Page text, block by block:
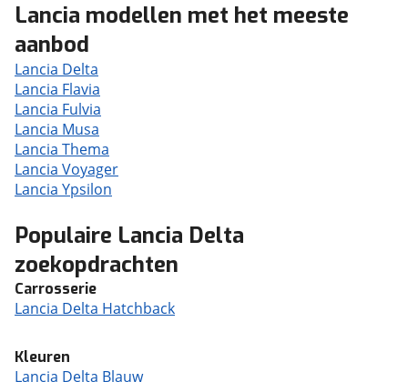
Lancia modellen met het meeste
aanbod
Lancia Delta
Lancia Flavia
Lancia Fulvia
Lancia Musa
Lancia Thema
Lancia Voyager
Lancia Ypsilon
Populaire Lancia Delta
zoekopdrachten
Carrosserie
Lancia Delta Hatchback
Kleuren
Lancia Delta Blauw